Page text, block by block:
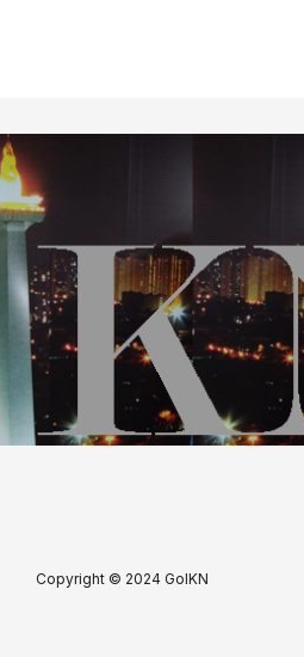
Copyright © 2024 GoIKN